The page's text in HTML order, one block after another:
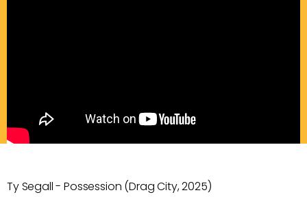
Ty Segall - Possession (Drag City, 2025)